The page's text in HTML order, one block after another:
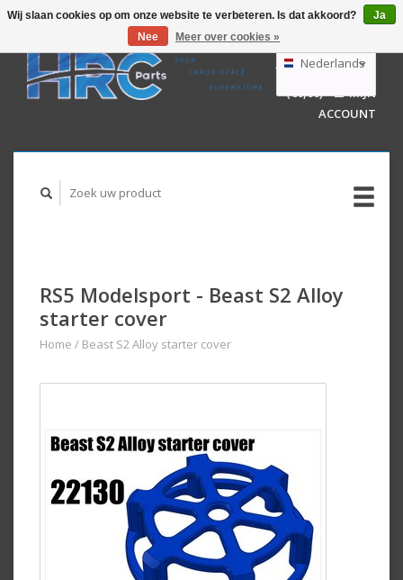
GBP
AUD
Nederlands
Deutsch
English
WINKELWAGEN
(€0,00)
MIJN
ACCOUNT
RS5 Modelsport - Beast S2 Alloy
starter cover
Home / Beast S2 Alloy starter cover
Wij slaan cookies op om onze website te verbeteren. Is dat akkoord?
Ja
Nee
Meer over cookies »